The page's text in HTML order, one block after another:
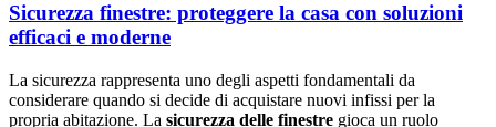
Sicurezza finestre: proteggere la casa con soluzioni
efficaci e moderne
La sicurezza rappresenta uno degli aspetti fondamentali da
considerare quando si decide di acquistare nuovi infissi per la
propria abitazione. La sicurezza delle finestre gioca un ruolo